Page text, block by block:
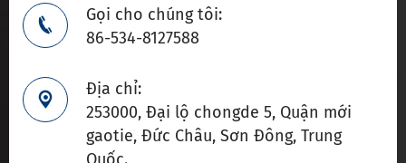

Gọi cho chúng tôi:
86-534-8127588

Địa chỉ:
253000, Đại lộ chongde 5, Quận mới
gaotie, Đức Châu, Sơn Đông, Trung